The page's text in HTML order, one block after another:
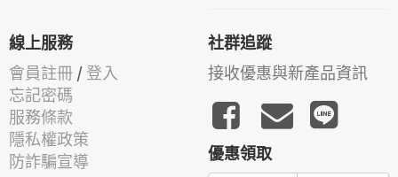
線上服務
會員註冊 / 登入
忘記密碼
服務條款
隱私權政策
防詐騙宣導
社群追蹤
接收優惠與新產品資訊
優惠領取